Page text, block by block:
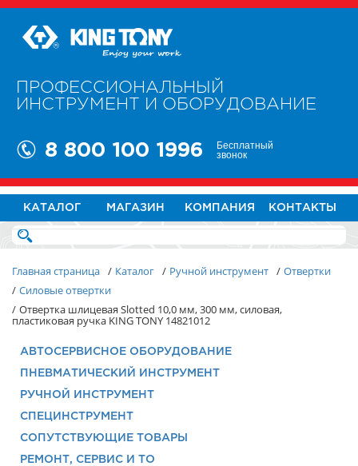
ПРОФЕССИОНАЛЬНЫЙ
ИНСТРУМЕНТ И ОБОРУДОВАНИЕ
8 800 100 1996 Бесплатный
звонок
КАТАЛОГ МАГАЗИН КОМПАНИЯ КОНТАКТЫ
Главная страница / Каталог / Ручной инструмент / Отвертки
/ Силовые отвертки
/ Отвертка шлицевая Slotted 10,0 мм, 300 мм, силовая,
пластиковая ручка KING TONY 14821012
АВТОСЕРВИСНОЕ ОБОРУДОВАНИЕ
ПНЕВМАТИЧЕСКИЙ ИНСТРУМЕНТ
РУЧНОЙ ИНСТРУМЕНТ
СПЕЦИНСТРУМЕНТ
СОПУТСТВУЮЩИЕ ТОВАРЫ
РЕМОНТ, СЕРВИС И ТО